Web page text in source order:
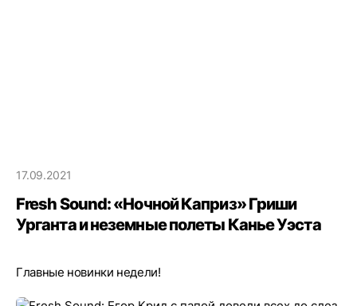
17.09.2021
Fresh Sound: «Ночной Каприз» Гриши
Урганта и неземные полеты Канье Уэста
Главные новинки недели!